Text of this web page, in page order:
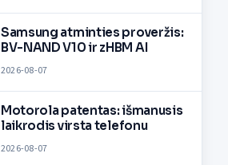
Samsung atminties proveržis:
BV-NAND V10 ir zHBM AI
2026-08-07
Motorola patentas: išmanusis
laikrodis virsta telefonu
2026-08-07